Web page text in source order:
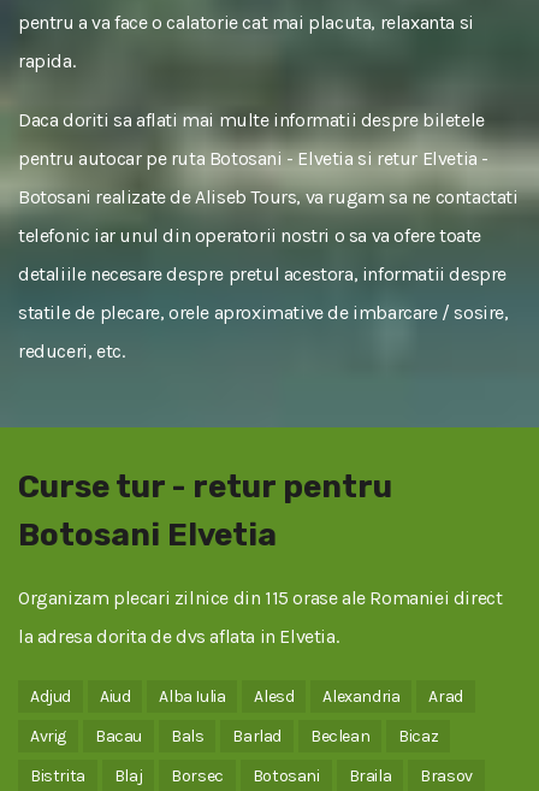
pentru a va face o calatorie cat mai placuta, relaxanta si
rapida.
Daca doriti sa aflati mai multe informatii despre biletele
pentru autocar pe ruta Botosani - Elvetia si retur Elvetia -
Botosani realizate de Aliseb Tours, va rugam sa ne contactati
telefonic iar unul din operatorii nostri o sa va ofere toate
detaliile necesare despre pretul acestora, informatii despre
statile de plecare, orele aproximative de imbarcare / sosire,
reduceri, etc.
Curse tur - retur pentru
Botosani Elvetia
Organizam plecari zilnice din 115 orase ale Romaniei direct
la adresa dorita de dvs aflata in Elvetia.
Adjud Aiud Alba Iulia Alesd Alexandria
Arad
Avrig
Bacau Bals Barlad Beclean
Bicaz
Bistrita
Blaj Borsec Botosani Braila
Brasov